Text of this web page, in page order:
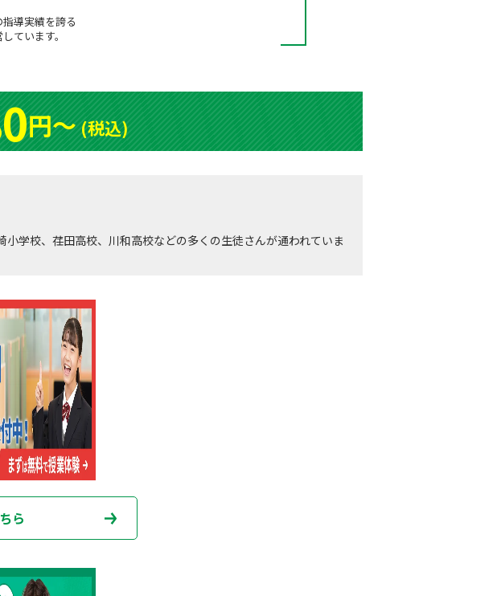
導実績を誇る
ています。
円〜(税込)
学校、荏田高校、川和高校などの多くの生徒さんが通われていま
ら